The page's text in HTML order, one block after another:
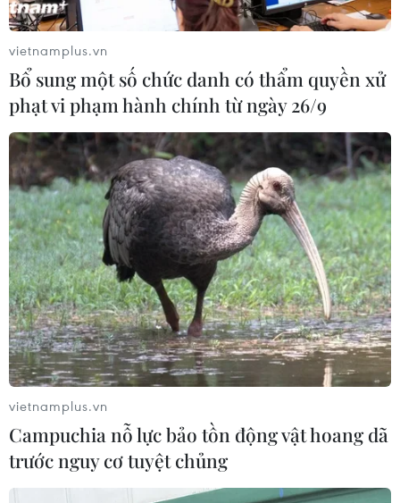
vietnamplus.vn
Bổ sung một số chức danh có thẩm quyền xử
phạt vi phạm hành chính từ ngày 26/9
vietnamplus.vn
Campuchia nỗ lực bảo tồn động vật hoang dã
trước nguy cơ tuyệt chủng